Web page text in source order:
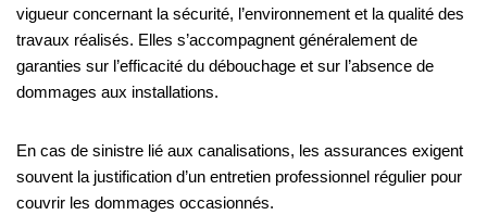
vigueur concernant la sécurité, l’environnement et la qualité des
travaux réalisés. Elles s’accompagnent généralement de
garanties sur l’efficacité du débouchage et sur l’absence de
dommages aux installations.
En cas de sinistre lié aux canalisations, les assurances exigent
souvent la justification d’un entretien professionnel régulier pour
couvrir les dommages occasionnés.